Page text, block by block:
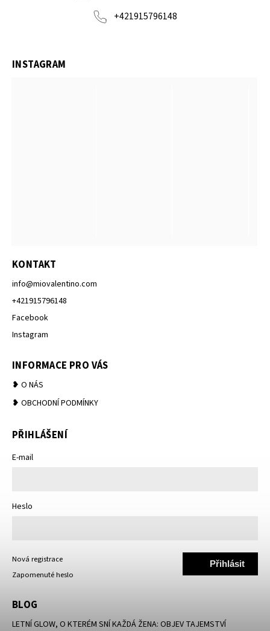
+421915796148
INSTAGRAM
KONTAKT
info@miovalentino.com
+421915796148
Facebook
Instagram
INFORMACE PRO VÁS
❥ O NÁS
❥ OBCHODNÍ PODMÍNKY
PŘIHLÁŠENÍ
E-mail
Heslo
Přihlásit
Nová registrace
Zapomenuté heslo
BLOG
LETNÍ GLOW, O KTERÉM SNÍ KAŽDÁ ŽENA: OBJEV TAJEMSTVÍ